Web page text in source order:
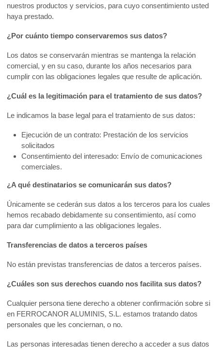
nuestros productos y servicios, para cuyo consentimiento usted
haya prestado.
¿Por cuánto tiempo conservaremos sus datos?
Los datos se conservarán mientras se mantenga la relación
comercial, y en su caso, durante los años necesarios para
cumplir con las obligaciones legales que resulte de aplicación.
¿Cuál es la legitimación para el tratamiento de sus datos?
Le indicamos la base legal para el tratamiento de sus datos:
Ejecución de un contrato: Prestación de los servicios
solicitados
Consentimiento del interesado: Envío de comunicaciones
comerciales.
¿A qué destinatarios se comunicarán sus datos?
Únicamente se cederán sus datos a los terceros para los cuales
hemos recabado debidamente su consentimiento, así como
para dar cumplimiento a las obligaciones legales.
Transferencias de datos a terceros países
No están previstas transferencias de datos a terceros países.
¿Cuáles son sus derechos cuando nos facilita sus datos?
Cualquier persona tiene derecho a obtener confirmación sobre si
en FERROCANOR ALUMINIS, S.L. estamos tratando datos
personales que les conciernan, o no.
Las personas interesadas tienen derecho a acceder a sus datos